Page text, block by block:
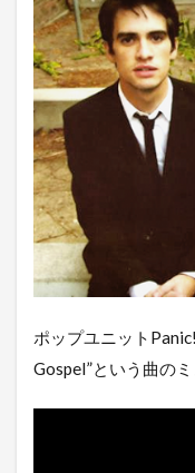
ポップユニット
Gospel”という曲の